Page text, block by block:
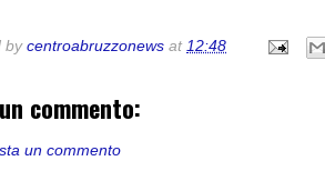
by centroabruzzonews at 12:48
commento:
un commento